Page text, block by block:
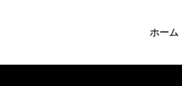
ホーム